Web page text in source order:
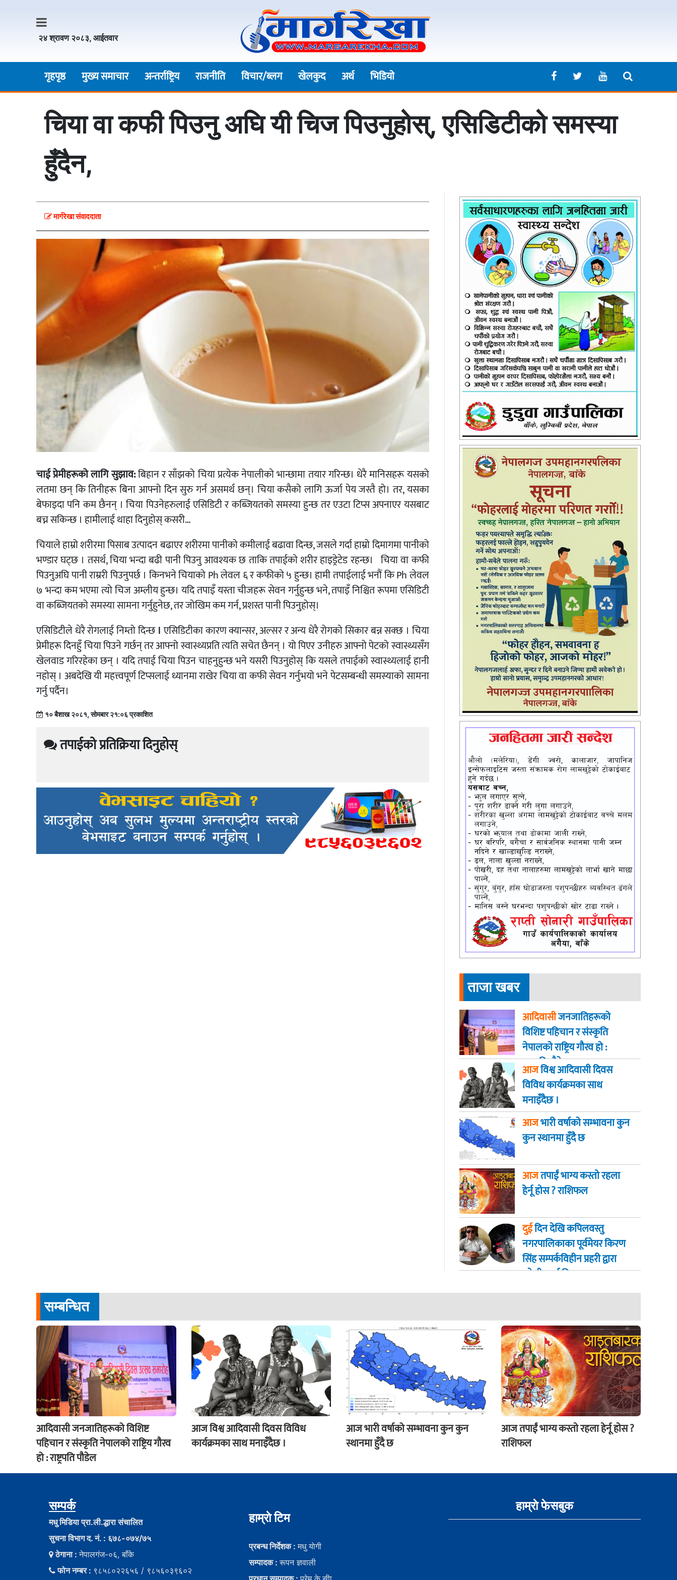
२४ श्रावण २०८३, आईतवार
गृहपृष्ठ मुख्य समाचार अन्तर्राष्ट्रिय राजनीति विचार/ब्लग खेलकुद अर्थ भिडियाे
चिया वा कफी पिउनु अघि यी चिज पिउनुहोस्, एसिडिटीको समस्या
हुँदैन,
मार्गरेखा संवाददाता
चाई प्रेमीहरूको लागि सुझाव:बिहान र साँझको चिया प्रत्येक नेपालीकाे भान्छामा तयार गरिन्छ। धेरै मानिसहरू यसको
लतमा छन् कि तिनीहरू बिना आफ्नो दिन सुरु गर्न असमर्थ छन्। चिया कसैको लागि ऊर्जा पेय जस्तै हो। तर, यसका
बेफाइदा पनि कम छैनन् । चिया पिउनेहरुलाई एसिडिटी र कब्जियतको समस्या हुन्छ तर एउटा टिप्स अपनाएर यसबाट
बच्न सकिन्छ । हामीलाई थाहा दिनुहोस् कसरी…
चियाले हाम्रो शरीरमा पिसाब उत्पादन बढाएर शरीरमा पानीको कमीलाई बढावा दिन्छ, जसले गर्दा हाम्रो दिमागमा पानीको
भण्डार घट्छ । तसर्थ, चिया भन्दा बढी पानी पिउनु आवश्यक छ ताकि तपाईको शरीर हाइड्रेटेड रहन्छ। चिया वा कफी
पिउनुअघि पानी राम्ररी पिउनुपर्छ । किनभने चियाको Ph लेवल ६ र कफीको ५ हुन्छ। हामी तपाईलाई भनौं कि Ph लेवल
७ भन्दा कम भएमा त्यो चिज अम्लीय हुन्छ। यदि तपाइँ यस्ता चीजहरू सेवन गर्नुहुन्छ भने, तपाइँ निश्चित रूपमा एसिडिटी
वा कब्जियतको समस्या सामना गर्नुहुनेछ, तर जोखिम कम गर्न, प्रशस्त पानी पिउनुहोस्।
एसिडिटीले धेरै रोगलाई निम्तो दिन्छ।एसिडिटीका कारण क्यान्सर, अल्सर र अन्य धेरै रोगको सिकार बन्न सक्छ । चिया
प्रेमीहरू दिनहुँ चिया पिउने गर्छन् तर आफ्नो स्वास्थ्यप्रति त्यति सचेत छैनन् । यो पिएर उनीहरु आफ्नो पेटको स्वास्थ्यसँग
खेलवाड गरिरहेका छन् । यदि तपाई चिया पिउन चाहनुहुन्छ भने यसरी पिउनुहोस् कि यसले तपाईको स्वास्थ्यलाई हानी
नहोस् । अबदेखि यी महत्त्वपूर्ण टिप्सलाई ध्यानमा राखेर चिया वा कफी सेवन गर्नुभयो भने पेटसम्बन्धी समस्याको सामना
गर्नु पर्दैन।
१० बैशाख २०८१, सोमबार २१:०६ प्रकाशित
तपाईको प्रतिक्रिया दिनुहोस्
ताजा खबर
आदिवासीजनजातिहरूको
विशिष्ट पहिचान र संस्कृति
नेपालको राष्ट्रिय गौरव हो :
राष्ट्रपति पौडेल
आजविश्व आदिवासी दिवस
विविध कार्यक्रमका साथ
मनाइँदैछ ।
आजभारी वर्षाको सम्भावना कुन
कुन स्थानमा हुँदै छ
आजतपाईं भाग्य कस्ताे रहला
हेर्नू हाेस ? राशिफल
दुईदिन देखि कपिलवस्तु
नगरपालिकाका पूर्वमेयर किरण
सिंह सम्पर्कविहीन प्रहरी द्वारा
खाेजी कार्य तिब्रता
सम्बन्धित
आदिवासी जनजातिहरूको विशिष्ट
पहिचान र संस्कृति नेपालको राष्ट्रिय गौरव
हो : राष्ट्रपति पौडेल
आज विश्व आदिवासी दिवस विविध
कार्यक्रमका साथ मनाइँदैछ ।
आज भारी वर्षाको सम्भावना कुन कुन
स्थानमा हुँदै छ
आज तपाईं भाग्य कस्ताे रहला हेर्नू हाेस ?
राशिफल
सम्पर्क
मधु मिडिया प्रा.ली.द्धारा संचालित
सुचना विभाग द. नं. : ६७८-०७४/७५
ठेगाना :नेपालगंज-०६, बाँके
फोन नम्बर : ९८५८०२२६५६ / ९८५६०३९६०२
हाम्राे टिम
प्रबन्ध निर्देशक :मधु याेगी
सम्पादक :रूपन ज्ञवाली
हाम्राे फेसबुक